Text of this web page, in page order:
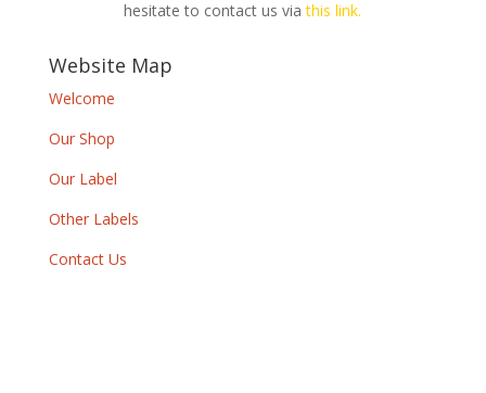
hesitate to contact us viathis link.
Website Map
Welcome
Our Shop
Our Label
Other Labels
Contact Us